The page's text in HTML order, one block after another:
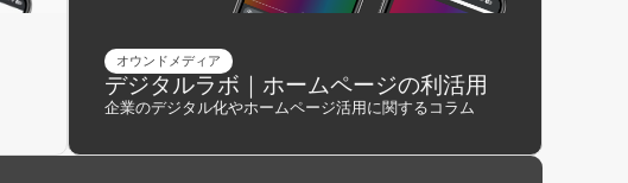
オウンドメディア
デジタルラボ｜ホームページの利活用
企業のデジタル化やホームページ活用に関するコラム